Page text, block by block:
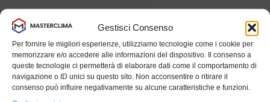
Gestisci Consenso
Per fornire le migliori esperienze, utilizziamo tecnologie come i cookie per
memorizzare e/o accedere alle informazioni del dispositivo. Il consenso a
queste tecnologie ci permetterà di elaborare dati come il comportamento di
navigazione o ID unici su questo sito. Non acconsentire o ritirare il
consenso può influire negativamente su alcune caratteristiche e funzioni.
Cellulare
3474406573
Email